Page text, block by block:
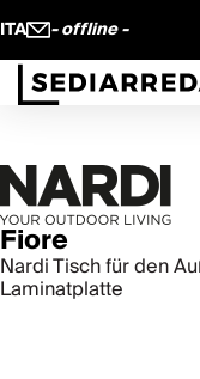
ITA - offline -
Fiore
Nardi Tisch für den
Laminatplatte